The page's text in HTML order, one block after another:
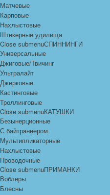
Матчевые
Карповые
Нахлыстовые
Штекерные удилища
Close submenuСПИННИНГИ
Универсальные
Джиговые/Твичинг
Ультралайт
Джерковые
Кастинговые
Троллинговые
Close submenuКАТУШКИ
Безынерционные
С байтраннером
Мультипликаторные
Нахлыстовые
Проводочные
Close submenuПРИМАНКИ
Воблеры
Блесны